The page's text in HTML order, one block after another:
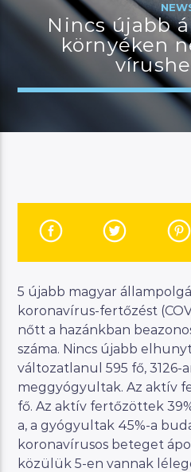
JELENLEGI MŰSOR
MANNA
07:00
Manna FM
Nincs újabb
környéken
5 újabb magyar
koronavírus-fertőzést
nőtt a hazánkban
száma. Nincs újabb
változatlanul 595 fő, 3126-
meggyógyultak. Az aktív
fő. Az aktív fertőzöttek
a, a gyógyultak 45%-a
koronavírusos beteget
közülük 5-en vannak